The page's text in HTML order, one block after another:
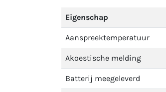
Eigenschap
Aanspreektemperatuur
Akoestische melding
Batterij meegeleverd